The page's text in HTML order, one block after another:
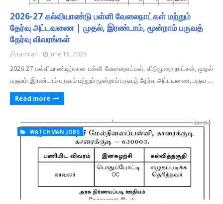
2026-27 கல்வியாண்டு பள்ளி வேலைநாட்கள் மற்றும்
தேர்வு அட்டவணை | முதல், இரண்டாம், மூன்றாம் பருவத்
தேர்வு விவரங்கள்
tamilan June 15, 2026
2026-27 கல்வியாண்டிற்கான பள்ளி வேலைநாட்கள், விடுமுறை நாட்கள், முதல்
பருவம், இரண்டாம் பருவம் மற்றும் மூன்றாம் பருவத் தேர்வு அட்டவணை, பருவ …
Read more
WATCHMAN JOBS